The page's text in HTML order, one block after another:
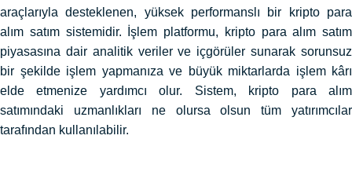
araçlarıyla desteklenen, yüksek performanslı bir kripto para
alım satım sistemidir. İşlem platformu, kripto para alım satım
piyasasına dair analitik veriler ve içgörüler sunarak sorunsuz
bir şekilde işlem yapmanıza ve büyük miktarlarda işlem kârı
elde etmenize yardımcı olur. Sistem, kripto para alım
satımındaki uzmanlıkları ne olursa olsun tüm yatırımcılar
tarafından kullanılabilir.